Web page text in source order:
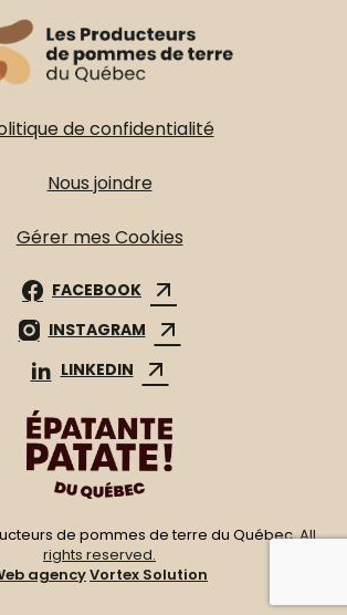
de confidentialité
Nous joindre
Gérer mes Cookies
FACEBOOK
INSTAGRAM
LINKEDIN
de pommes de terre du Québec.All
rights reserved.
agencyVortex Solution